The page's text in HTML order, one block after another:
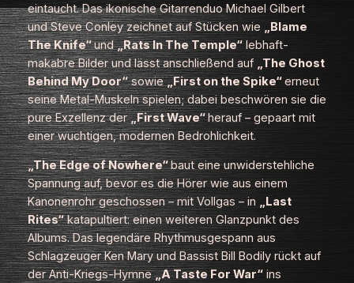
eintaucht. Das ikonische Gitarrenduo Michael Gilbert
und Steve Conley zeichnet auf Stücken wie
„Blame
The Knife“und„Rats In The Temple“lebhaft-
makabre Bilder und lässt anschließend auf
„The Ghost
Behind My Door“sowie„First on the Spike“erneut
seine Metal-Muskeln spielen; dabei beschwören sie die
pure Exzellenz der„First Wave“herauf – gepaart mit
einer wuchtigen, modernen Bedrohlichkeit.
„The Edge of Nowhere“baut eine unwiderstehliche
Spannung auf, bevor es die Hörer wie aus einem
Kanonenrohr geschossen – mit Vollgas – in „Last
Rites“katapultiert: einen weiteren Glanzpunkt des
Albums. Das legendäre Rhythmusgespann aus
Schlagzeuger Ken Mary und Bassist Bill Bodily rückt auf
der Anti-Kriegs-Hymne„A Taste For War“ins